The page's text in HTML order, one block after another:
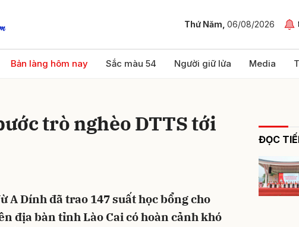
Thứ Năm, 06/08/2026
Bản làng hôm nay Sắc màu 54 Người giữ lửa Media
trò nghèo DTTS tới
A Dính đã trao 147 suất học bổng cho
địa bàn tỉnh Lào Cai có hoàn cảnh khó
ĐỌC
bình luận
Gửi